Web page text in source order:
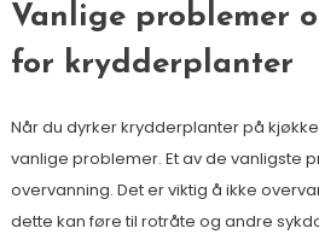
Vanlige problemer
for krydderplanter
Når du dyrker krydderplanter på
vanlige problemer. Et av de vanligste
overvanning. Det er viktig å ikke
dette kan føre til rotråte og andre